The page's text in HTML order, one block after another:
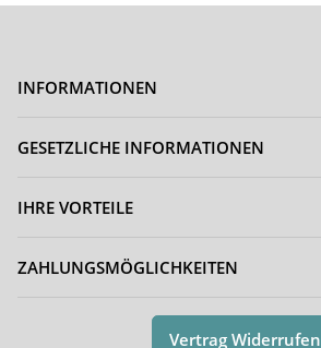
INFORMATIONEN
GESETZLICHE INFORMATIONEN
IHRE VORTEILE
ZAHLUNGSMÖGLICHKEITEN
Vertrag Widerrufen